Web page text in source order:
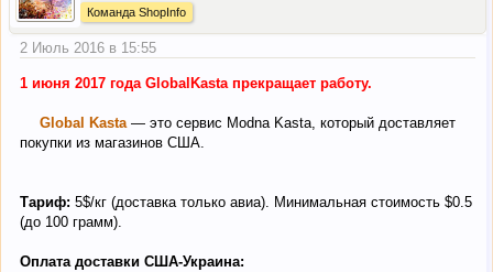
Команда ShopInfo
2 Июль 2016 в 15:55
1 июня 2017 года GlobalKastaпрекращает работу.
Global Kasta— это сервис Modna Kasta, который доставляет
покупки из магазинов США.
Тариф: 5$/кг (доставка только авиа). Минимальная стоимость $0.5
(до 100 грамм).
Оплата доставки США-Украина: